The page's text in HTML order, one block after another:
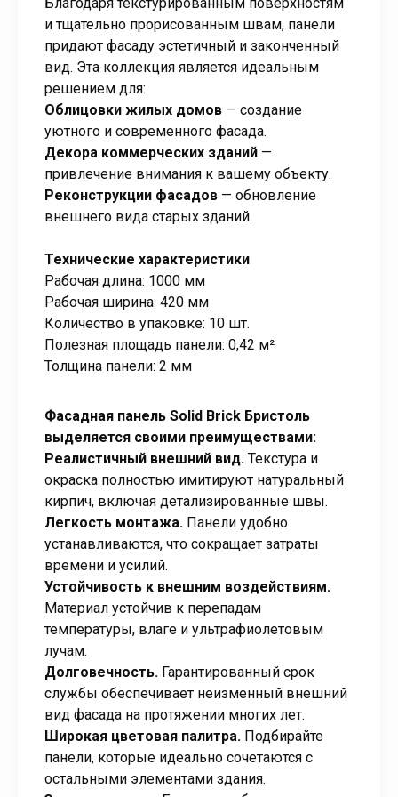
и тщательно прорисованным швам, панели
придают фасаду эстетичный и законченный
вид. Эта коллекция является идеальным
решением для:
Облицовки жилых домов — создание
уютного и современного фасада.
Декора коммерческих зданий —
привлечение внимания к вашему объекту.
Реконструкции фасадов — обновление
внешнего вида старых зданий.
Технические характеристики
Рабочая длина: 1000 мм
Рабочая ширина: 420 мм
Количество в упаковке: 10 шт.
Полезная площадь панели: 0,42 м²
Толщина панели: 2 мм
Фасадная панель Solid Brick Бристоль
выделяется своими преимуществами:
Реалистичный внешний вид. Текстура и
окраска полностью имитируют натуральный
кирпич, включая детализированные швы.
Легкость монтажа. Панели удобно
устанавливаются, что сокращает затраты
времени и усилий.
Устойчивость к внешним воздействиям.
Материал устойчив к перепадам
температуры, влаге и ультрафиолетовым
лучам.
Долговечность. Гарантированный срок
службы обеспечивает неизменный внешний
вид фасада на протяжении многих лет.
Широкая цветовая палитра. Подбирайте
панели, которые идеально сочетаются с
остальными элементами здания.